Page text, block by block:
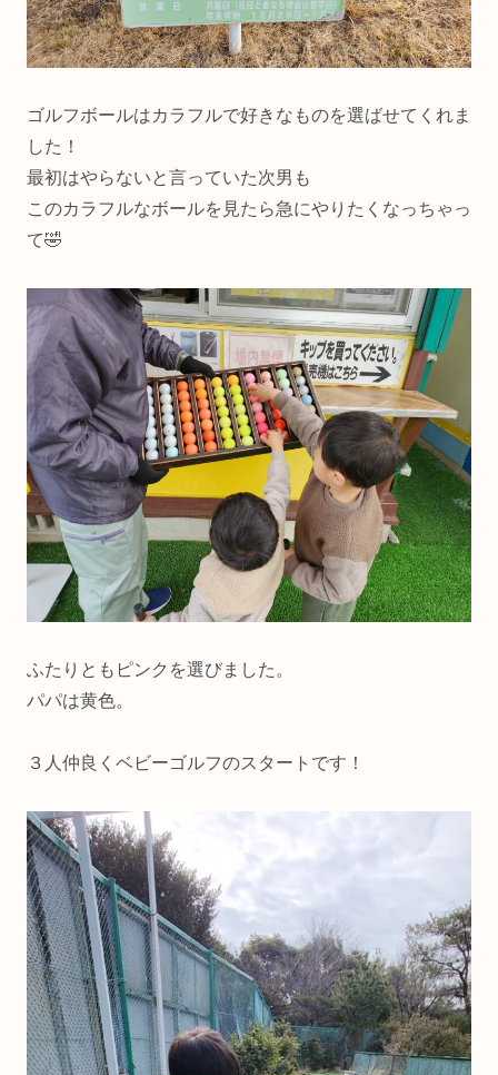
ゴルフボールはカラフルで好きなものを選ばせてくれま
した！
最初はやらないと言っていた次男も
このカラフルなボールを見たら急にやりたくなっちゃっ
て🤣
ふたりともピンクを選びました。
パパは黄色。
３人仲良くベビーゴルフのスタートです！